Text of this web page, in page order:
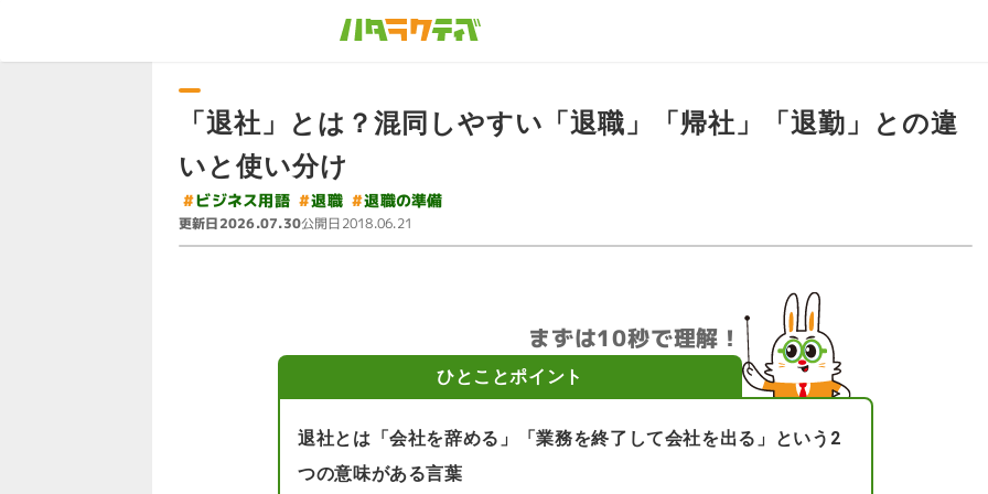
「退社」とは？混同しやすい「退職」「帰社」「退勤」との違
いと使い分け
#ビジネス用語 #退職 #退職の準備
更新日2026.07.30公開日2018.06.21
まずは10秒で理解！
ひとことポイント
退社とは「会社を辞める」「業務を終了して会社を出る」という2
つの意味がある言葉